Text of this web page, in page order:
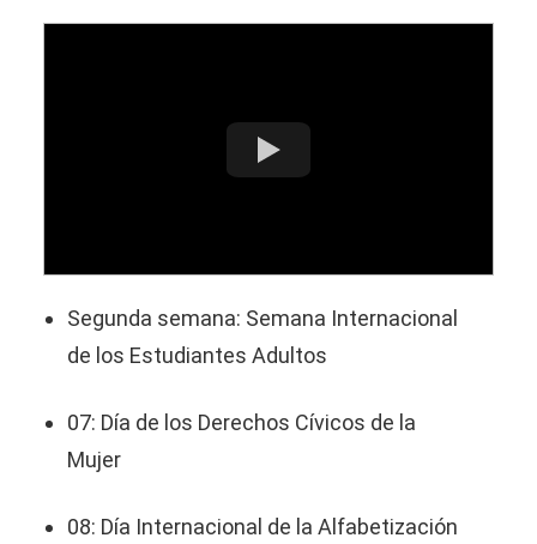
Segunda semana: Semana Internacional
de los Estudiantes Adultos
07: Día de los Derechos Cívicos de la
Mujer
08: Día Internacional de la Alfabetización